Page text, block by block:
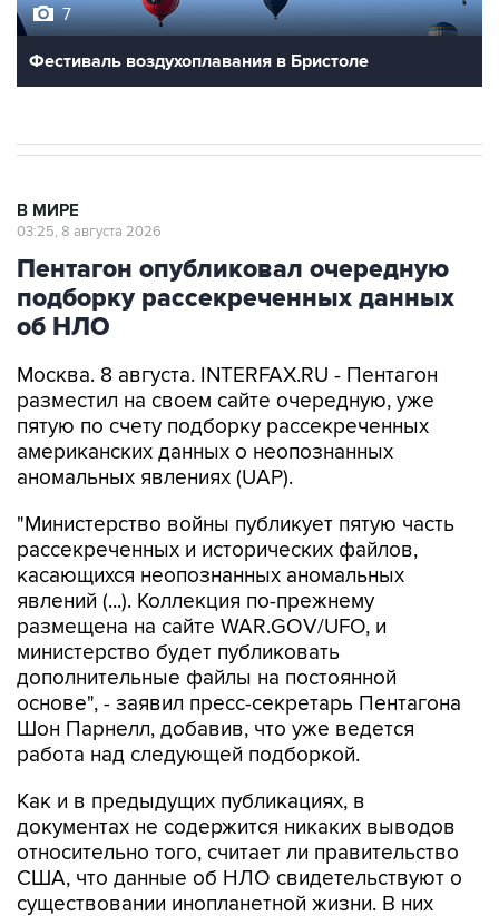
7
Фестиваль воздухоплавания в Бристоле
В МИРЕ
03:25, 8 августа 2026
Пентагон опубликовал очередную
подборку рассекреченных данных
об НЛО
Москва. 8 августа. INTERFAX.RU - Пентагон
разместил на своем сайте очередную, уже
пятую по счету подборку рассекреченных
американских данных о неопознанных
аномальных явлениях (UAP).
"Министерство войны публикует пятую часть
рассекреченных и исторических файлов,
касающихся неопознанных аномальных
явлений (...). Коллекция по-прежнему
размещена на сайте WAR.GOV/UFO, и
министерство будет публиковать
дополнительные файлы на постоянной
основе", - заявил пресс-секретарь Пентагона
Шон Парнелл, добавив, что уже ведется
работа над следующей подборкой.
Как и в предыдущих публикациях, в
документах не содержится никаких выводов
относительно того, считает ли правительство
США, что данные об НЛО свидетельствуют о
существовании инопланетной жизни. В них